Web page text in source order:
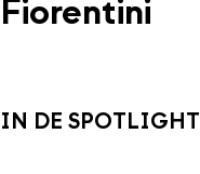
Fiorentini
IN DE SPOTLIGHT